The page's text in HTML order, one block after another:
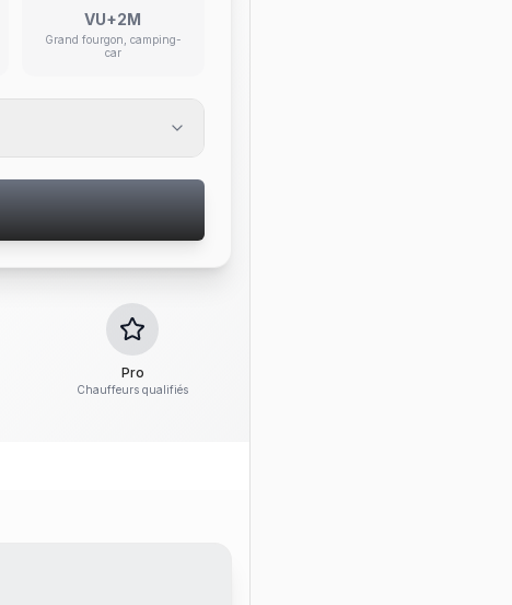
VU+2M
Grand fourgon, camping-
car
Pro
Chauffeurs qualifiés